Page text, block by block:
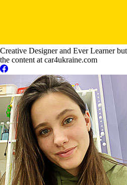
Creative Designer and Ever Learner
the content at car4ukraine.com